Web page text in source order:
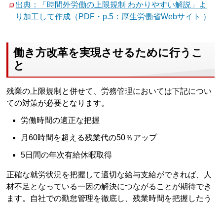
出典：「時間外労働の上限規制 わかりやすい解説」よ
り加工して作成（PDF・p.5：厚生労働省Webサイト ）
働き方改革を実現させるために行うこ
と
残業の上限規制と併せて、労務管理においては下記につい
ての対策が必要となります。
労働時間の適正な把握
月60時間を超える残業代の50％アップ
5日間の年次有給休暇取得
正確な就労状況を把握して適切な給与支給ができれば、人
材不足となっている一因の解決につながることが期待でき
ます。自社での勤怠管理を徹底し、残業時間を把握したう